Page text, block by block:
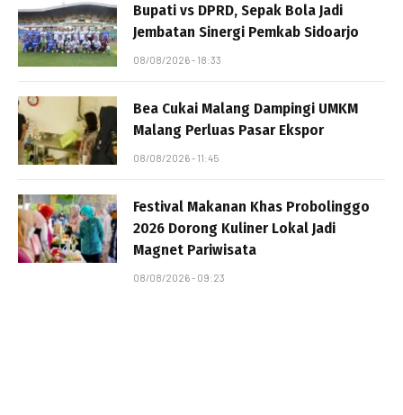
Bupati vs DPRD, Sepak Bola Jadi
Jembatan Sinergi Pemkab Sidoarjo
08/08/2026 - 18:33
Bea Cukai Malang Dampingi UMKM
Malang Perluas Pasar Ekspor
08/08/2026 - 11:45
Festival Makanan Khas Probolinggo
2026 Dorong Kuliner Lokal Jadi
Magnet Pariwisata
08/08/2026 - 09:23